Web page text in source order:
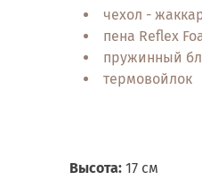
чехол -
пена Reflex
пружинный
термовойлок
Высота: 17 см